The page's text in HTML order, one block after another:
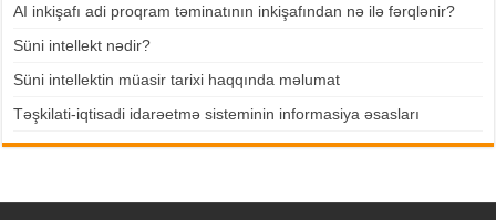
AI inkişafı adi proqram təminatının inkişafından nə ilə fərqlənir?
Süni intellekt nədir?
Süni intellektin müasir tarixi haqqında məlumat
Təşkilati-iqtisadi idarəetmə sisteminin informasiya əsasları